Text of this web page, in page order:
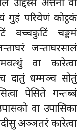
अत्तनो वा
गुहं परिवेणं कोट्ठकं
वच्चकुटिं चङ्कमं
जन्ताघरसालं
वा कारेत्वा
दातुं धम्मञ्च सोतुं
पेसिते गन्तब्बं
वा उपासिका
अञ्ञतरं कारेत्वा